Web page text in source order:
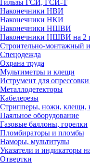
Гильзы ГСИ, ГСИ-Т
Наконечники НВИ
Наконечники НКИ
Наконечники НШВИ
Наконечники НШВИ на 2
Строительно-монтажный
Спецодежда
Охрана труда
Мультиметры и клещи
Иструмент для
Металлодетекторы
Кабелерезы
Стрипперы, ножи, клещи,
Паяльное оборудование
Газовые баллоны, горелки
Пломбираторы и пломбы
Наморы, мультитулы
Указатели и индикаторы
Отвертки